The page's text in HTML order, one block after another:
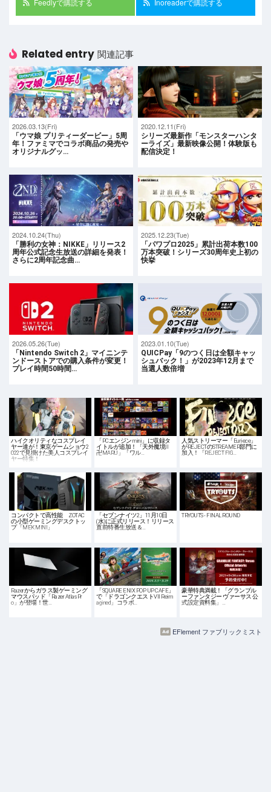
Feedlyで購読する Inoreaderで購読する
Related entry 関連記事
2026.03.13(Fri)
「ウマ娘 プリティーダービー」5周
年！ファミマでコラボ商品の発売や
オリジナルグッ…
2020.12.11(Fri)
シリーズ最新作「モンスターハンタ
ーライズ」最新映像公開！体験版も
配信決定！
2024.10.24(Thu)
「勝利の女神：NIKKE」リリース2
周年公式記念生放送の詳細を発表！
さらに2周年記念曲…
2025.12.23(Tue)
「パワプロ2025」累計出荷本数100
万本突破！シリーズ30周年史上初の
快挙
2026.05.26(Tue)
「Nintendo Switch 2」マイニンテ
ンドーストアでの購入条件が変更！
プレイ時間50時間…
2023.01.10(Tue)
QUICPay「9のつく日は全額キャッ
シュバック！」が2023年12月まで
当選人数倍増
ハイクオリティなコスプレイ
ヤー達が！東京ゲームショウ2
022で見掛けた美人コスプレイ
ヤー特集！
「PCエンジン mini」に収録タ
イトルが追加！「天外魔境II
卍MARU」「ワル…
人気ストリーマー「Euriece」
がREJECTのSTREAMER部門に
加入！「REJECT FIG…
コンパクトで高性能 ZOTAC
の小型ゲーミングデスクトッ
プ「MEK MINI」
「セブンナイツ2」11月10日
(水)に正式リリース！リリース
直前特番生放送＆…
TRYOUTS - FINAL ROUND
Razerからガラス製ゲーミング
マウスパッド「Razer Atlas Pr
o」が登場！世…
「SQUARE ENIX POP UP CAFE」
で「ドラゴンクエストVII Reim
agined」コラボ…
豪華特典満載！「グランブル
ーファンタジー ヴァーサス 公
式設定資料集」…
EFlement ファブリックミスト